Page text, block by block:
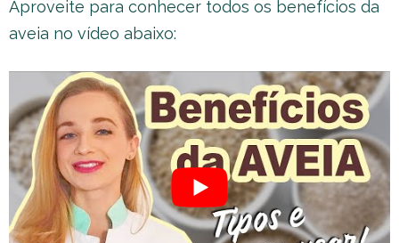
Aproveite para conhecer todos os benefícios da
aveia no vídeo abaixo: